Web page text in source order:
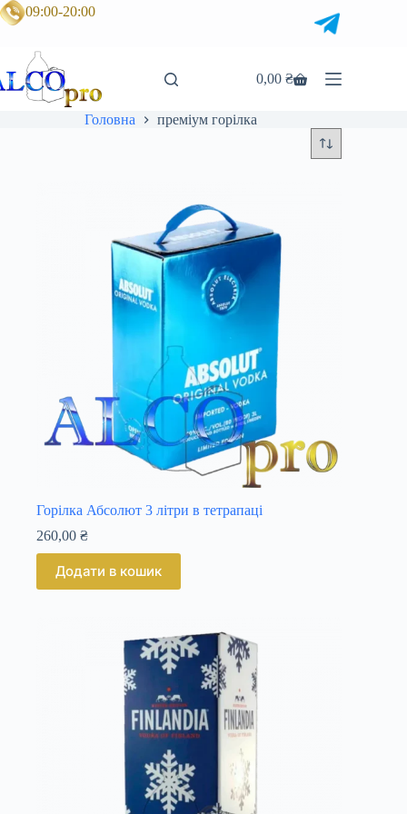
Перейти
до
09:00-20:00
Кошик
0,00₴
Головна преміум горілка
Горілка Абсолют 3 літри в тетрапаці
260,00 ₴
Додати в кошик